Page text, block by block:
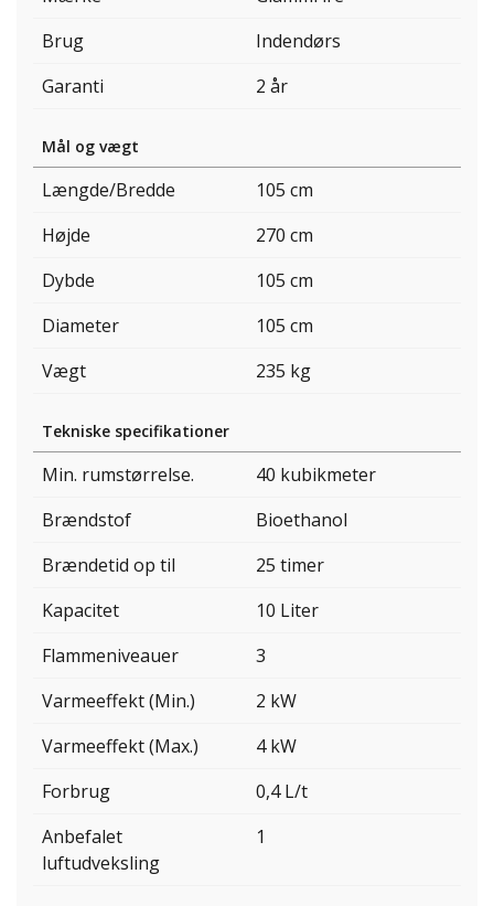
Brug
Indendørs
Garanti
2 år
Mål og vægt
Længde/Bredde
105 cm
Højde
270 cm
Dybde
105 cm
Diameter
105 cm
Vægt
235 kg
Tekniske specifikationer
Min. rumstørrelse.
40 kubikmeter
Brændstof
Bioethanol
Brændetid op til
25 timer
Kapacitet
10 Liter
Flammeniveauer
3
Varmeeffekt (Min.)
2 kW
Varmeeffekt (Max.)
4 kW
Forbrug
0,4 L/t
Anbefalet
luftudveksling
1